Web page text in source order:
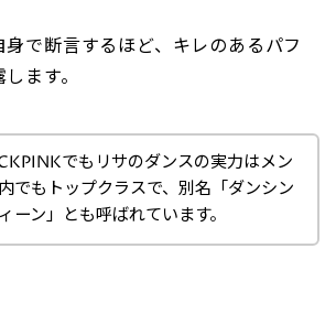
で断言するほど、キレのあるパフ
ます。
でもリサのダンスの実力はメン
でもトップクラスで、別名「ダンシン
ーン」とも呼ばれています。